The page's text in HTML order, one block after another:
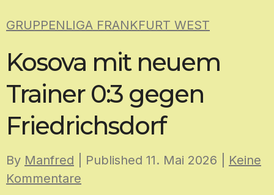
toGRUPPENLIGA FRANKFURT WEST
Kosova mit neuem
Trainer 0:3 gegen
Friedrichsdorf
By Manfred | Published 11. Mai 2026
Keine
Kommentare